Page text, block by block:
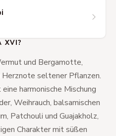
XVI?
und Bergamotte,
seltener Pflanzen.
harmonische Mischung
Weihrauch, balsamischen
Patchouli und Guajakholz,
Charakter mit süßen